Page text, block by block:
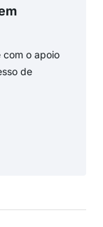
o apoio
de